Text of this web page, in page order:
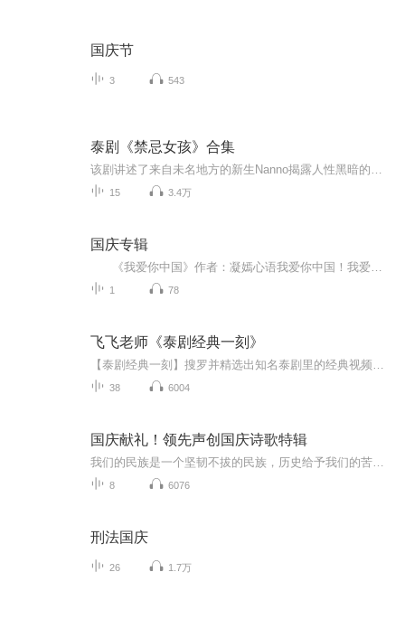
国庆节
3 543
泰剧《禁忌女孩》合集
15 3.4万
国庆专辑
1 78
飞飞老师《泰剧经典一刻》
38 6004
国庆献礼！领先声创国庆诗歌特辑
8 6076
刑法国庆
26 1.7万